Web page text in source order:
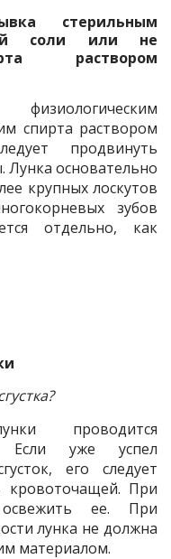
стерильным
соли или не
раствором
спирта раствором
продвинуть
Лунка основательно
крупных лоскутов
зубов
отдельно, как
проводится
Если уже успел
его следует
кровоточащей. При
ее. При
лунка не должна
материалом.